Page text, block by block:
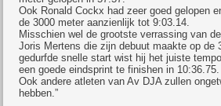
Ook Ronald Cockx had zeer goed gelopen
de 3000 meter aanzienlijk tot 9:03.14.
Misschien wel de grootste verrassing van
Joris Mertens die zijn debuut maakte op de
gedurfde snelle start wist hij het juiste
een goede eindsprint te finishen in 10:36.75.
Ook andere atleten van Av DJA zullen
hebben.”